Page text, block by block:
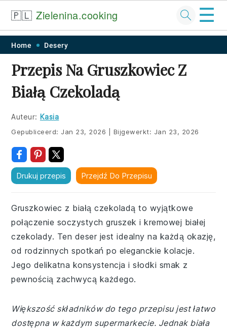
Skip
primary
navigation
Skip
main
content
Skip
primary
sidebar
Skip
footer
🇵🇱 Zielenina.cooking ☰
Home Desery
Przepis Na Gruszkowiec Z
Białą Czekoladą
Auteur: Kasia
Gepubliceerd: Jan 23, 2026 Bijgewerkt: Jan 23, 2026
Drukuj przepis Przejdź Do Przepisu
Gruszkowiec z białą czekoladą to wyjątkowe
połączenie soczystych gruszek i kremowej białej
czekolady. Ten deser jest idealny na każdą okazję,
od rodzinnych spotkań po eleganckie kolacje.
Jego delikatna konsystencja i słodki smak z
pewnością zachwycą każdego.
Większość składników do tego przepisu jest łatwo
dostępna w każdym supermarkecie. Jednak biała